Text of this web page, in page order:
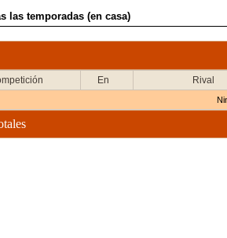
las temporadas (en casa)
En Rival